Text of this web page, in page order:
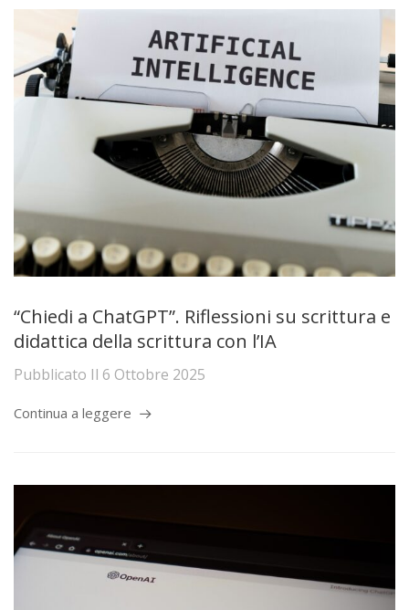
“Chiedi a ChatGPT”. Riflessioni su scrittura e
didattica della scrittura con l’IA
Pubblicato Il 6 Ottobre 2025
Continua a leggere